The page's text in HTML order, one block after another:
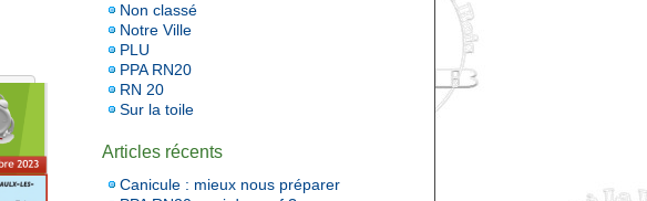
Non classé
Notre Ville
PLU
PPA RN20
RN 20
Sur la toile
Articles récents
Canicule : mieux nous préparer